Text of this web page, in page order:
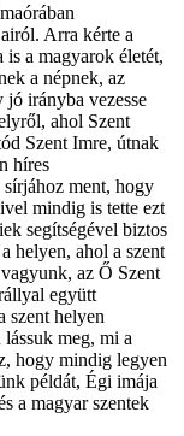
Arra kérte a
is a magyarok életét,
a népnek, az
irányba vezesse
ahol Szent
Szent Imre, útnak
híres
ment, hogy
mindig is tette ezt
segítségével biztos
helyen, ahol a szent
az Ő Szent
együtt
szent helyen
meg, mi a
hogy mindig legyen
példát, Égi imája
a magyar szentek